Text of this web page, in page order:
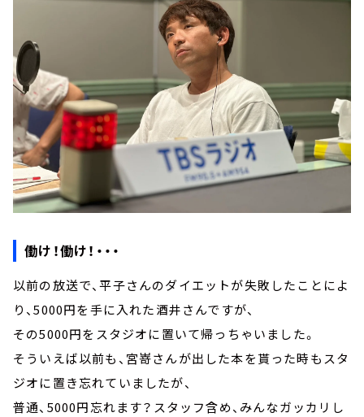
働け！働け！・・・
以前の放送で、平子さんのダイエットが失敗したことによ
り、5000円を手に入れた酒井さんですが、
その5000円をスタジオに置いて帰っちゃいました。
そういえば以前も、宮嵜さんが出した本を貰った時もスタ
ジオに置き忘れていましたが、
普通、5000円忘れます？スタッフ含め、みんなガッカリし